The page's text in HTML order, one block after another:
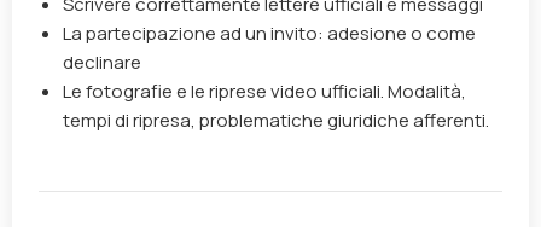
La partecipazione ad un invito: adesione o come
declinare
Le fotografie e le riprese video ufficiali. Modalità,
tempi di ripresa, problematiche giuridiche afferenti.